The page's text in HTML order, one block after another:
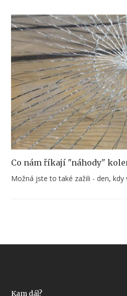
Co nám říkají "náhody"
Možná jste to také zažili - den,
Kam dál?